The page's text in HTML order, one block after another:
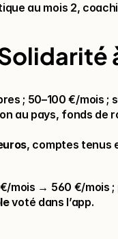
au mois 2,
; 50–100 €/mois ;
au pays, fonds de
, comptes tenus
mois → 560 €/mois
voté dans l’app.